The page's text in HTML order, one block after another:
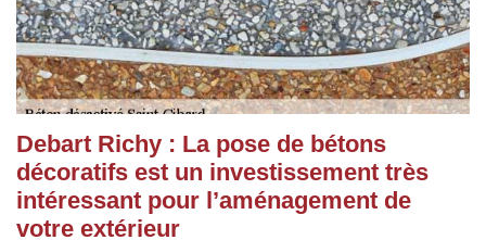
Debart Richy : La pose de bétons
décoratifs est un investissement très
intéressant pour l’aménagement de
votre extérieur